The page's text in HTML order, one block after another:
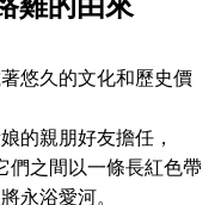
悠久的文化和歷史價
的親朋好友擔任，
們之間以一條長紅色帶
永浴愛河。